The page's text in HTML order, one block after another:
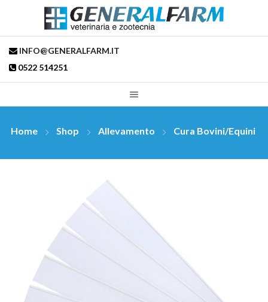
INFO@GENERALFARM.IT
0522 514251
Home Shop Allevamento Cura Bovini/Equini